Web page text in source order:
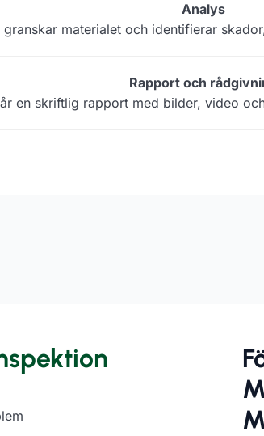
Analys
granskar materialet och identifierar
Rapport och
en skriftlig rapport med bilder, video